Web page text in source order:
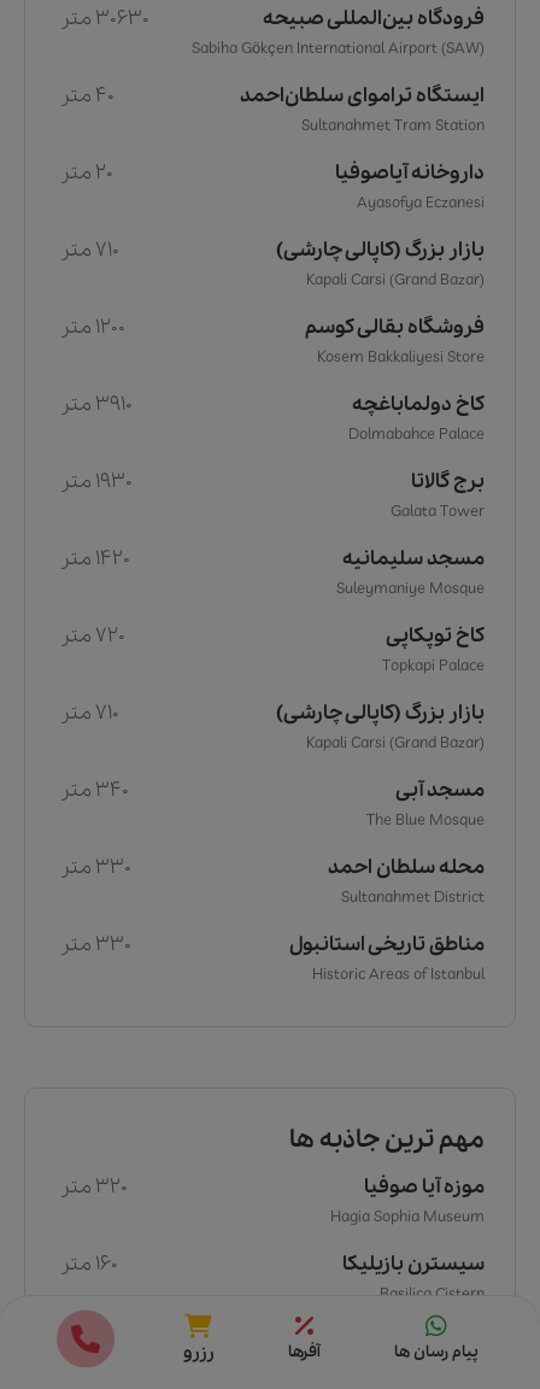
فرودگاه بین‌المللی صبیحه 30630 متر
Sabiha Gökçen International Airport (SAW)
ایستگاه تراموای سلطان‌احمد 40 متر
Sultanahmet Tram Station
داروخانه آیاصوفیا 20 متر
Ayasofya Eczanesi
بازار بزرگ (کاپالی چارشی) 710 متر
Kapali Carsi (Grand Bazar)
فروشگاه بقالی کوسم 1200 متر
Kosem Bakkaliyesi Store
کاخ دولماباغچه 3910 متر
Dolmabahce Palace
برج گالاتا 1930 متر
Galata Tower
مسجد سلیمانیه 1420 متر
Suleymaniye Mosque
کاخ توپکاپی 720 متر
Topkapi Palace
بازار بزرگ (کاپالی چارشی) 710 متر
Kapali Carsi (Grand Bazar)
مسجد آبی 340 متر
The Blue Mosque
محله سلطان احمد 330 متر
Sultanahmet District
مناطق تاریخی استانبول 330 متر
Historic Areas of Istanbul
مهم ترین جاذبه ها
موزه آیا صوفیا 320 متر
Hagia Sophia Museum
سیسترن بازیلیکا 160 متر
Basilica Cistern
قیمت ها رزرو
پیام رسان ها آفرها رزرو